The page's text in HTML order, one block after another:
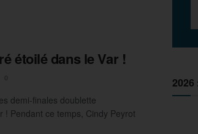
étoilé dans le Var !
demi-finales doublette
! Pendant ce temps, Cindy Peyrot
2026